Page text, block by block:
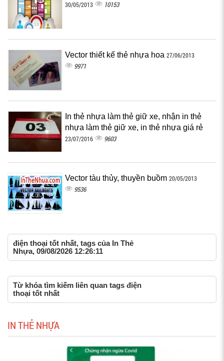
30/05/2013 10153
Vector thiết kế thẻ nhựa hoa 27/06/2013
9971
In thẻ nhựa làm thẻ giữ xe, nhận in thẻ
nhựa làm thẻ giữ xe, in thẻ nhựa giá rẻ
23/07/2016 9603
Vector tàu thủy, thuyền buồm 20/05/2013
9536
điện thoại tốt nhất, tags của In Thẻ
Nhựa, 09/08/2026 12:26:11
Từ khóa tìm kiếm liên quan tags điện
thoại tốt nhất
IN THẺ NHỰA